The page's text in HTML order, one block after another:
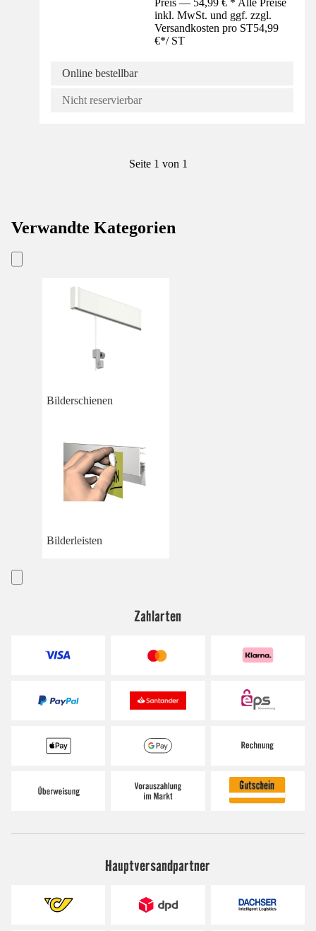
Preis — 54,99 € * Alle Preise
inkl. MwSt. und ggf. zzgl.
Versandkosten pro ST54,99
€*/ ST
Online bestellbar
Nicht reservierbar
Seite 1 von 1
Verwandte Kategorien
Bilderschienen
Bilderleisten
Zahlarten
Hauptversandpartner